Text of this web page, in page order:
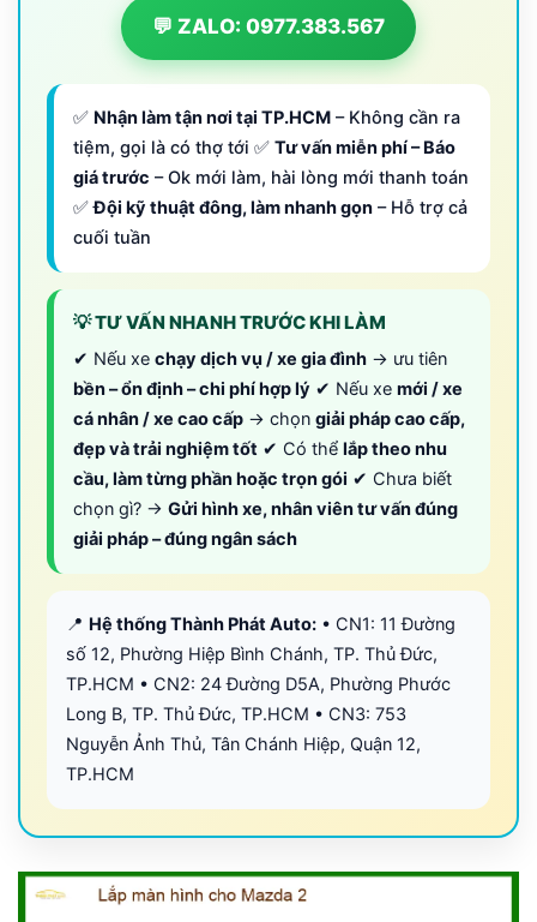
💬 ZALO: 0977.383.567
✅ Nhận làm tận nơi tại TP.HCM – Không cần ra
tiệm, gọi là có thợ tới ✅ Tư vấn miễn phí – Báo
giá trước – Ok mới làm, hài lòng mới thanh toán
✅Đội kỹ thuật đông, làm nhanh gọn – Hỗ trợ cả
cuối tuần
💡 TƯ VẤN NHANH TRƯỚC KHI LÀM
✔ Nếu xe chạy dịch vụ / xe gia đình → ưu tiên
bền – ổn định – chi phí hợp lý ✔ Nếu xe mới / xe
cá nhân / xe cao cấp → chọn giải pháp cao cấp,
đẹp và trải nghiệm tốt ✔ Có thể lắp theo nhu
cầu, làm từng phần hoặc trọn gói ✔ Chưa biết
chọn gì? → Gửi hình xe, nhân viên tư vấn đúng
giải pháp – đúng ngân sách
📍 Hệ thống Thành Phát Auto: • CN1: 11 Đường
số 12, Phường Hiệp Bình Chánh, TP. Thủ Đức,
TP.HCM • CN2: 24 Đường D5A, Phường Phước
Long B, TP. Thủ Đức, TP.HCM • CN3: 753
Nguyễn Ảnh Thủ, Tân Chánh Hiệp, Quận 12,
TP.HCM